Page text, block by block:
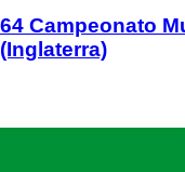
64 Campeonato
(Inglaterra)